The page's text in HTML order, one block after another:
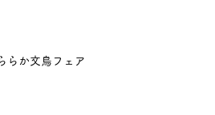
らか文鳥フェア